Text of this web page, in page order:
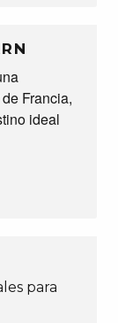
Francia,
ideal
para